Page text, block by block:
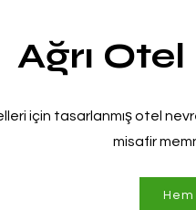
Ağrı
için tasarlanmış otel
misafir